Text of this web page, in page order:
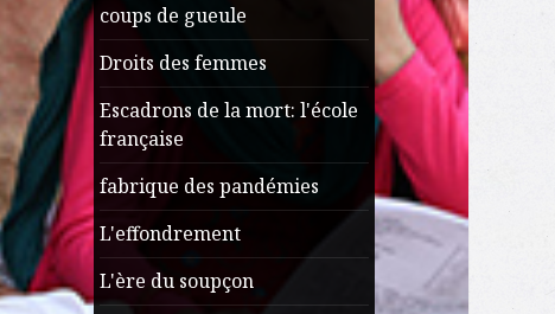
coups de gueule
Droits des femmes
Escadrons de la mort: l'école
française
fabrique des pandémies
L'effondrement
L'ère du soupçon